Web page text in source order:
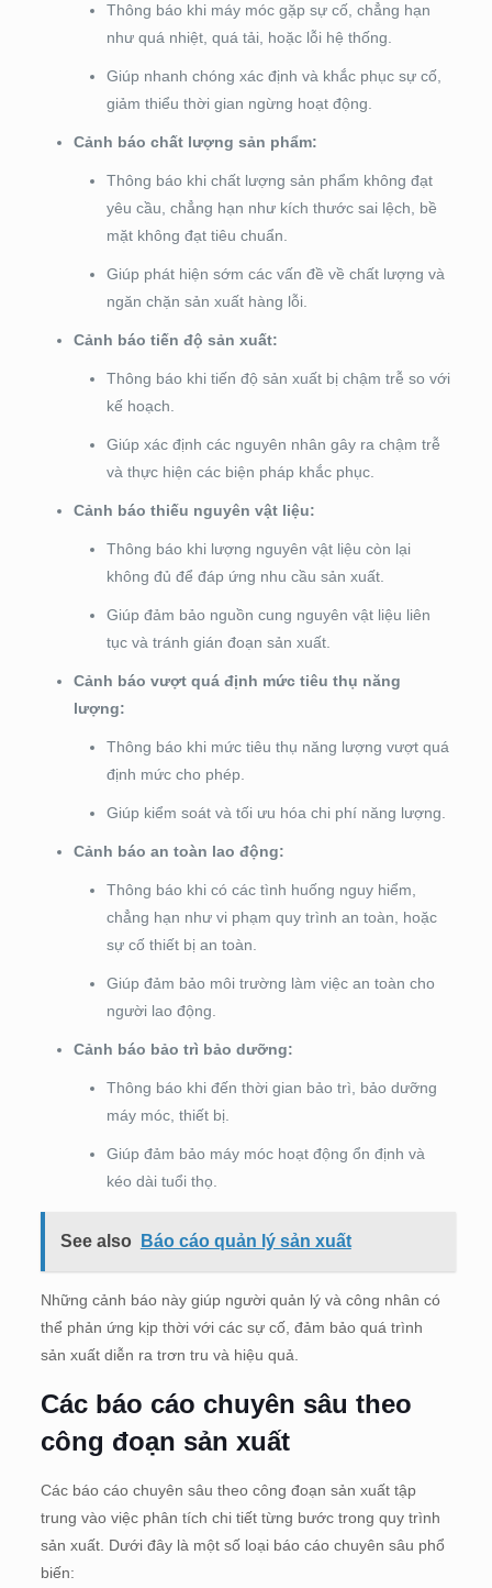
Thông báo khi máy móc gặp sự cố, chẳng hạn
như quá nhiệt, quá tải, hoặc lỗi hệ thống.
Giúp nhanh chóng xác định và khắc phục sự cố,
giảm thiểu thời gian ngừng hoạt động.
Cảnh báo chất lượng sản phẩm:
Thông báo khi chất lượng sản phẩm không đạt
yêu cầu, chẳng hạn như kích thước sai lệch, bề
mặt không đạt tiêu chuẩn.
Giúp phát hiện sớm các vấn đề về chất lượng và
ngăn chặn sản xuất hàng lỗi.
Cảnh báo tiến độ sản xuất:
Thông báo khi tiến độ sản xuất bị chậm trễ so với
kế hoạch.
Giúp xác định các nguyên nhân gây ra chậm trễ
và thực hiện các biện pháp khắc phục.
Cảnh báo thiếu nguyên vật liệu:
Thông báo khi lượng nguyên vật liệu còn lại
không đủ để đáp ứng nhu cầu sản xuất.
Giúp đảm bảo nguồn cung nguyên vật liệu liên
tục và tránh gián đoạn sản xuất.
Cảnh báo vượt quá định mức tiêu thụ năng
lượng:
Thông báo khi mức tiêu thụ năng lượng vượt quá
định mức cho phép.
Giúp kiểm soát và tối ưu hóa chi phí năng lượng.
Cảnh báo an toàn lao động:
Thông báo khi có các tình huống nguy hiểm,
chẳng hạn như vi phạm quy trình an toàn, hoặc
sự cố thiết bị an toàn.
Giúp đảm bảo môi trường làm việc an toàn cho
người lao động.
Cảnh báo bảo trì bảo dưỡng:
Thông báo khi đến thời gian bảo trì, bảo dưỡng
máy móc, thiết bị.
Giúp đảm bảo máy móc hoạt động ổn định và
kéo dài tuổi thọ.
See also Báo cáo quản lý sản xuất
Những cảnh báo này giúp người quản lý và công nhân có
thể phản ứng kịp thời với các sự cố, đảm bảo quá trình
sản xuất diễn ra trơn tru và hiệu quả.
Các báo cáo chuyên sâu theo
công đoạn sản xuất
Các báo cáo chuyên sâu theo công đoạn sản xuất tập
trung vào việc phân tích chi tiết từng bước trong quy trình
sản xuất. Dưới đây là một số loại báo cáo chuyên sâu phổ
biến: